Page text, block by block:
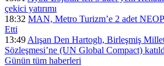
çekici yatırımı
18:32 MAN, Metro Turizm’e 2 adet
Etti
13:49 Alışan Den Hartogh, Birleşmiş
Sözleşmesi’ne (UN Global Compact)
Günün tüm haberleri